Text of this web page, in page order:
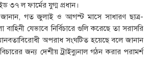
৩৭ ল ফার্মের যুগ্ম প্রধান।
গত জুলাই ও আগস্ট মাসে সাধারণ ছাত্র-
যেভাবে নির্বিচারে গুলি করেছে তা সরাসরি
অপরাধ সংঘটিত হয়েছে বলে জানান
জন্য দেশীয় ট্রাইব্যুনাল গঠন করার পরামর্শ